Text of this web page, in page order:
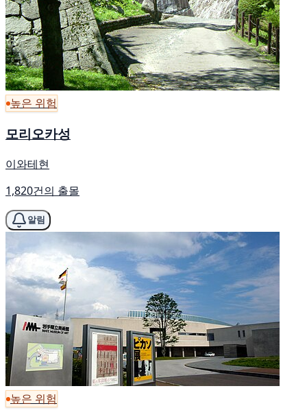
높은 위험
모리오카성
이와테현
1,820건의 출몰
알림
높은 위험